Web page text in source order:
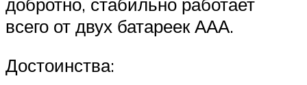
всего от двух батареек ААА.
Достоинства: